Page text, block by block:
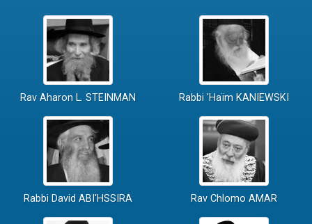
Rav Aharon L. STEINMAN Rabbi 'Haïm KANIEWSKI
Rabbi David ABI'HSSIRA Rav Chlomo AMAR